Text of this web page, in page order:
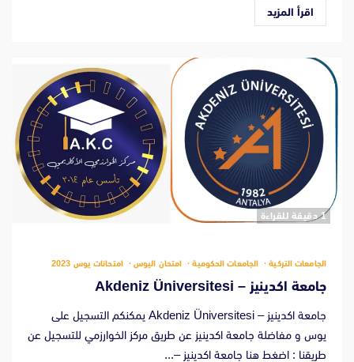
اقرأ المزيد
‫1 دقيقة للقراءة
الجامعات التركية الجامعات الحكومية امتحان اليوس امتحانات يوس 2023
جامعة اكدينيز – Akdeniz Üniversitesi
جامعة اكدينيز – Akdeniz Üniversitesi يمكنكم التسجيل على
يوس و مفاضلة جامعة اكدينيز عن طريق مركز الخوارزمي للتسجيل عن
طريقنا : اضغط هنا جامعة اكدينيز –...